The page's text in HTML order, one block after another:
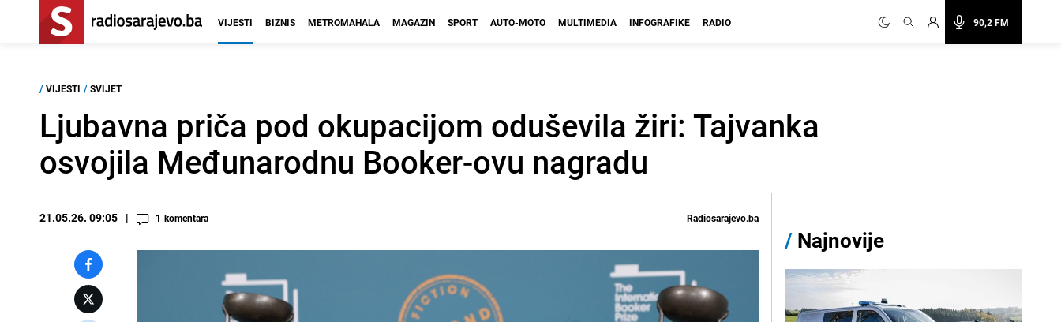
90,2 FM
VIJESTI BIZNIS METROMAHALA MAGAZIN SPORT AUTO-MOTO MULTIMEDIA INFOGRAFIKE RADIO
/ VIJESTI / SVIJET
Ljubavna priča pod okupacijom oduševila žiri: Tajvanka
osvojila Međunarodnu Booker-ovu nagradu
21.05.26. 09:05 1 komentara Radiosarajevo.ba
/ Najnovije